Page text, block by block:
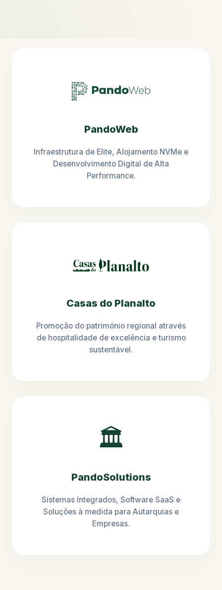
PandoWeb
Infraestrutura de Elite, Alojamento NVMe e
Desenvolvimento Digital de Alta
Performance.
Casas do Planalto
Promoção do património regional através
de hospitalidade de excelência e turismo
sustentável.
🏛️
PandoSolutions
Sistemas Integrados, Software SaaS e
Soluções à medida para Autarquias e
Empresas.